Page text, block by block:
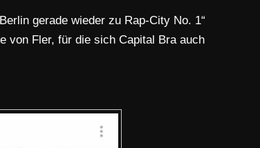
gerade wieder zu Rap-City No. 1“
von Fler, für die sich Capital Bra auch